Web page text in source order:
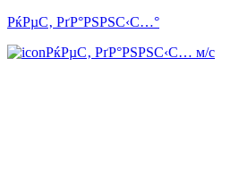
РќРµС‚ РґР°РЅРЅС‹С…°
РќРµС‚ РґР°РЅРЅС‹С… м/с